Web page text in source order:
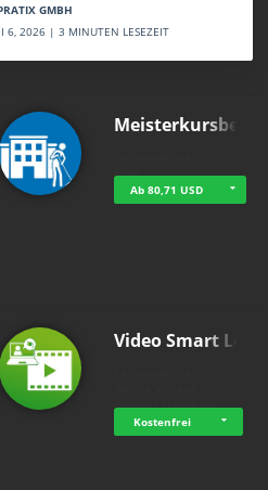
GMBH
6, 2026 | 3 MINUTEN LESEZEIT
Meisterkursbegl…
None
Ab 80,71 USD
Video Smart Lea…
digitales Lernen hat - …
Kostenfrei